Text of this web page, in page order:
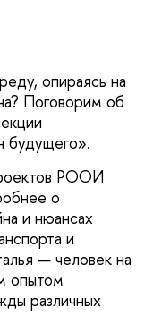
опираясь на
Поговорим об
будущего».
РООИ
о
и нюансах
и
— человек на
опытом
различных